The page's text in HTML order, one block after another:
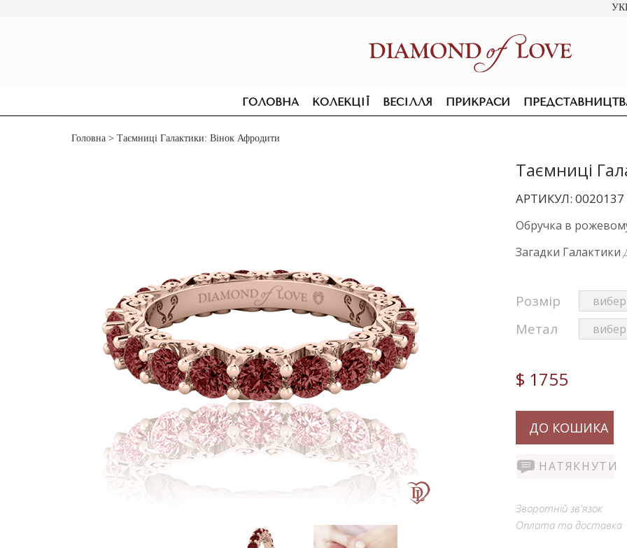
ГОЛОВНА КОЛЕКЦІЇ ВЕСІЛЛЯ
ДЛЯ ЗАРУЧИН
ПРИКРАСИ
СЕРЕЖКИ ПІДВІСКИ ТА КОЛЬЄ
Головна > Таємниці Галактики: Вінок Афродити
Таємниці
АРТИКУЛ: 0020137
Обручка в
Загадки Галактики
Розмір
Метал
$ 1755
ДО КОШИКА
НАТЯКНУТИ
Зворотній зв'язок
Оплата та доставка